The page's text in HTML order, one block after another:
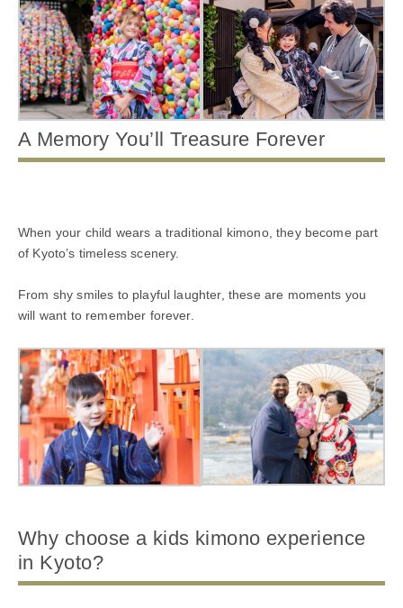
A Memory You’ll Treasure Forever
When your child wears a traditional kimono, they become part
of Kyoto’s timeless scenery.
From shy smiles to playful laughter, these are moments you
will want to remember forever.
Why choose a kids kimono experience
in Kyoto?